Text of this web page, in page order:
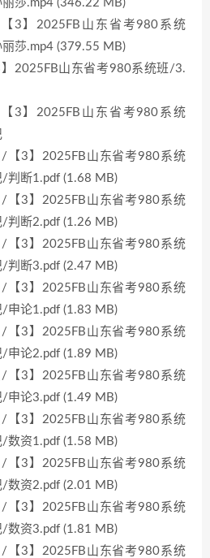
莎.mp4 (346.22 MB)
3】2025FB山东省考980系统
莎.mp4 (379.55 MB)
2025FB山东省考980系统班/3.
3】2025FB山东省考980系统
3】2025FB山东省考980系统
判断1.pdf (1.68 MB)
3】2025FB山东省考980系统
判断2.pdf (1.26 MB)
3】2025FB山东省考980系统
判断3.pdf (2.47 MB)
3】2025FB山东省考980系统
申论1.pdf (1.83 MB)
3】2025FB山东省考980系统
申论2.pdf (1.89 MB)
3】2025FB山东省考980系统
申论3.pdf (1.49 MB)
3】2025FB山东省考980系统
数资1.pdf (1.58 MB)
3】2025FB山东省考980系统
数资2.pdf (2.01 MB)
3】2025FB山东省考980系统
数资3.pdf (1.81 MB)
3】2025FB山东省考980系统